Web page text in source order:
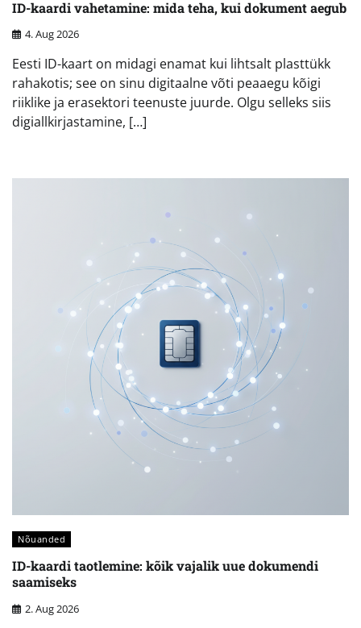
ID-kaardi vahetamine: mida teha, kui dokument aegub
4. Aug 2026
Eesti ID-kaart on midagi enamat kui lihtsalt plasttükk
rahakotis; see on sinu digitaalne võti peaaegu kõigi
riiklike ja erasektori teenuste juurde. Olgu selleks siis
digiallkirjastamine, […]
Nõuanded
ID-kaardi taotlemine: kõik vajalik uue dokumendi
saamiseks
2. Aug 2026